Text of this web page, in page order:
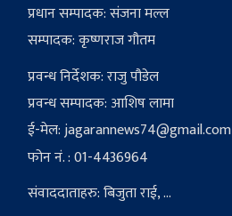
प्रधान सम्पादक: संजना मल्ल
सम्पादक: कृष्णराज गौतम
प्रवन्ध निर्देशक: राजु पौडेल
प्रवन्ध सम्पादक: आशिष लामा
ई-मेल:jagarannews74@gmail.com
फोन नं. : 01-4436964
संवाददाताहरु: बिजुता राई, ...